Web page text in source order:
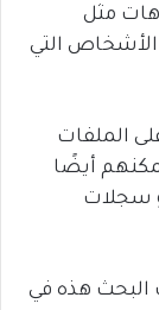
مثل
التي
الملفات
أيضًا
سجلات
البحث هذه في